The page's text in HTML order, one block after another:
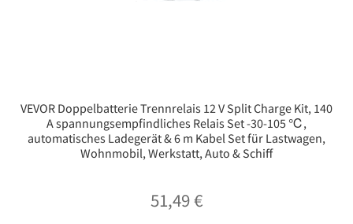
VEVOR Doppelbatterie Trennrelais 12 V Split Charge Kit, 140
A spannungsempfindliches Relais Set -30-105 ℃,
automatisches Ladegerät & 6 m Kabel Set für Lastwagen,
Wohnmobil, Werkstatt, Auto & Schiff
51,49€